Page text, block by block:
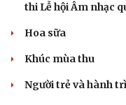
thi Lễ hội Âm nhạc
Hoa sữa
Khúc mùa thu
Người trẻ và hành